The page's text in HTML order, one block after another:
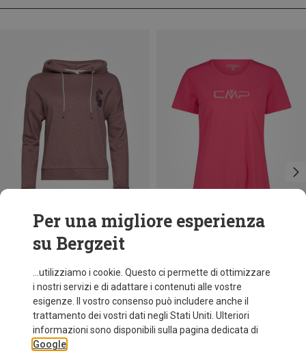
Risparmi 26%
Per una migliore esperienza
su Bergzeit
...utilizziamo i cookie. Questo ci permette di ottimizzare
i nostri servizi e di adattare i contenuti alle vostre
esigenze. Il vostro consenso può includere anche il
trattamento dei vostri dati negli Stati Uniti. Ulteriori
informazioni sono disponibili sulla pagina dedicata di
Google